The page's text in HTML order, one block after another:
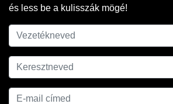
és less be a kulisszák mögé!